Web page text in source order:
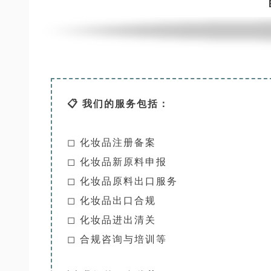
📋 我们的服务包括：
◻ 化妆品注册备案
◻ 化妆品新原料申报
◻ 化妆品原料出口服务
◻ 化妆品出口合规
◻ 化妆品进出清关
◻ 合规咨询与培训等